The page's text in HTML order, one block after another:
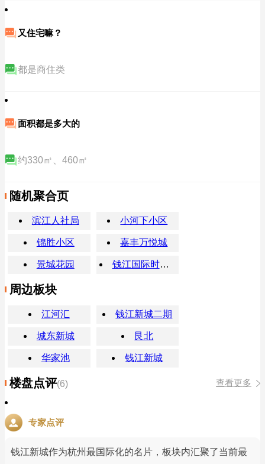
又住宅嘛？
都是商住类
面积都是多大的
约330㎡、460㎡
随机聚合页
滨江人社局 小河下小区
锦胜小区 嘉丰万悦城
景城花园 钱江国际时代广场
周边板块
江河汇 钱江新城二期
城东新城 艮北
华家池 钱江新城
楼盘点评(6) 查看更多
专家点评
钱江新城作为杭州最国际化的名片，板块内汇聚了当前最